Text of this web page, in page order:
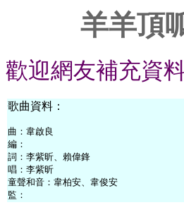
羊羊頂
歡迎網友補充資料
歌曲資料：
曲： 韋啟良
編：
詞： 李紫昕、賴偉鋒
唱： 李紫昕
童聲和音：韋柏安、韋俊安
監：